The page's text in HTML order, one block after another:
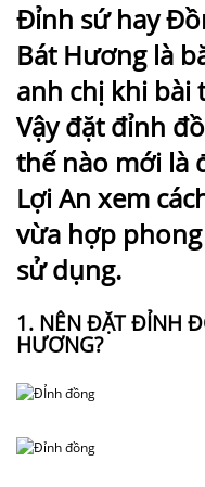
Đỉnh sứ hay
Bát Hương là
anh chị khi bài
Vậy đặt đỉnh
thế nào mới là
Lợi An xem
vừa hợp
sử dụng.
1. NÊN ĐẶT ĐỈNH
HƯƠNG?